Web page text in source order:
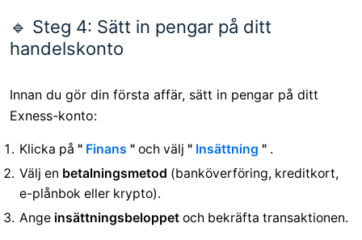
🔹 Steg 4: Sätt in pengar på ditt
handelskonto
Innan du gör din första affär, sätt in pengar på ditt
Exness-konto:
Klicka på " Finans " och välj " Insättning " .
Välj en betalningsmetod (banköverföring, kreditkort,
e-plånbok eller krypto).
Ange insättningsbeloppet och bekräfta transaktionen.